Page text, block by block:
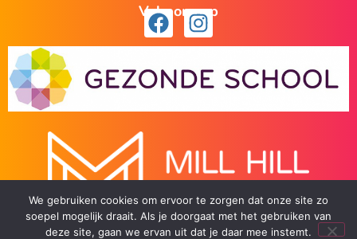
Volg ons op
We gebruiken cookies om ervoor te zorgen dat onze site zo
soepel mogelijk draait. Als je doorgaat met het gebruiken van
deze site, gaan we ervan uit dat je daar mee instemt.